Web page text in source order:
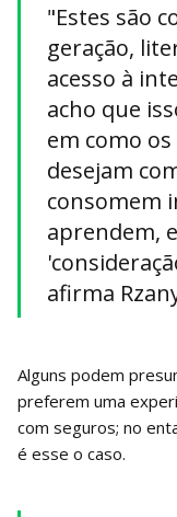
"Estes são
geração,
acesso à
acho que
em como
desejam
consomem
aprendem,
afirma
Alguns podem
preferem uma
com seguros; no
é esse o caso.